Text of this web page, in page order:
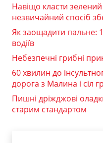
Навіщо класти
незвичайний спосіб
Як заощадити пальне:
водіїв
Небезпечні грибні
60 хвилин до
дорога з Малина і сіл
Пишні дріжджові
старим стандартом